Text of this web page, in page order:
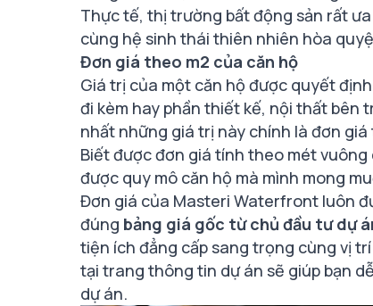
Thực tế, thị trường bất động sản rất
cùng hệ sinh thái thiên nhiên hòa
Đơn giá theo m2 của căn hộ
Giá trị của một căn hộ được quyết
đi kèm hay phần thiết kế, nội thất bên
nhất những giá trị này chính là đơn
Biết được đơn giá tính theo mét
được quy mô căn hộ mà mình mong
Đơn giá của Masteri Waterfront luôn
đúng bảng giá gốc từ chủ đầu tư dự
tiện ích đẳng cấp sang trọng cùng vị
tại trang thông tin dự án sẽ giúp bạn
dự án.